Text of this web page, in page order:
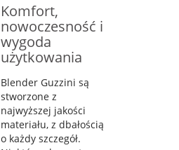
Komfort,
nowoczesność i
wygoda
użytkowania
Blender Guzzini są
stworzone z
najwyższej jakości
materiału, z dbałością
o każdy szczegół.